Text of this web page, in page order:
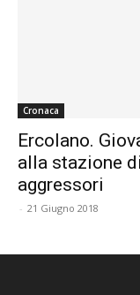
Cronaca
Ercolano.
alla stazione
aggressori
- 21 Giugno 2018